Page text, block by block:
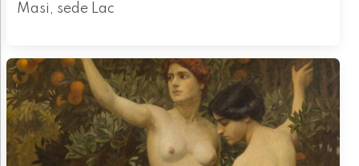
Masi, sede Lac